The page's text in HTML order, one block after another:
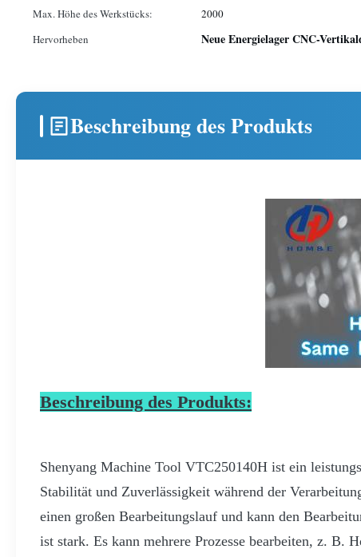
Max. Höhe des Werkstücks:
2000
Hervorheben
Neue Energielager CNC-
Beschreibung des Produkts
Beschreibung des Produkts:
Shenyang Machine Tool VTC250140H ist ein
Stabilität und Zuverlässigkeit während der
einen großen Bearbeitungslauf und kann den
ist stark. Es kann mehrere Prozesse bearbeiten, z. B.